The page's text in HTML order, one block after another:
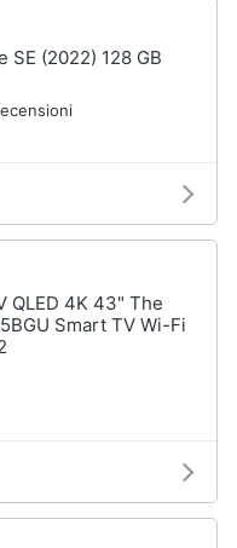
SE (2022) 128 GB
QLED 4K 43" The
Smart TV Wi-Fi